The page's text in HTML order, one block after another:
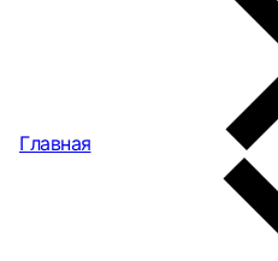
Главная